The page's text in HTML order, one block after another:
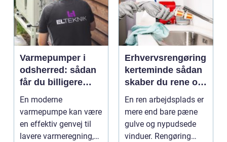
Varmepumper i
odsherred: sådan
får du billigere
varme og et bedre
En moderne
varmepumpe kan være
en effektiv genvej til
lavere varmeregning,
Erhvervsrengøring
kerteminde sådan
skaber du rene og
trygge rammer på
arbejdspladsen
En ren arbejdsplads er
mere end bare pæne
gulve og nypudsede
vinduer. Rengøring